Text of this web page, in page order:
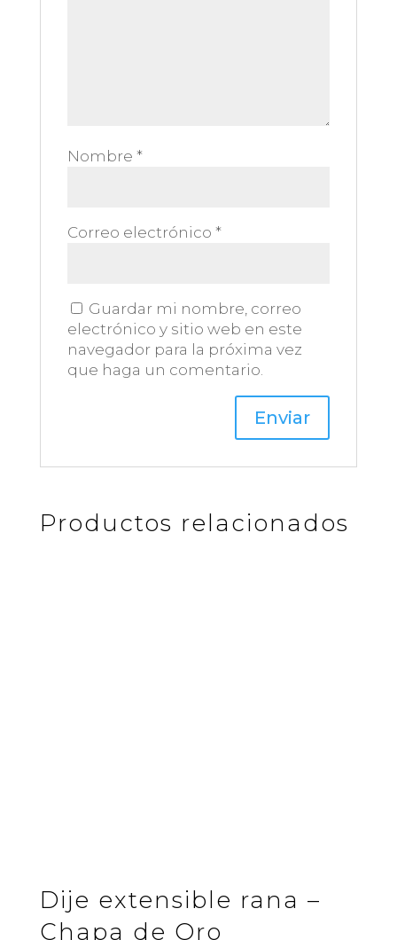
Nombre *
Correo electrónico *
Guardar mi nombre, correo
electrónico y sitio web en este
navegador para la próxima vez
que haga un comentario.
Productos relacionados
Dije extensible rana –
Chapa de Oro